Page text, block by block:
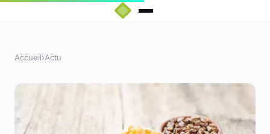
Accueil›Actu